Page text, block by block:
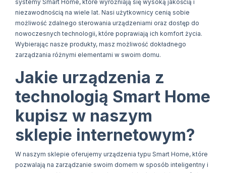
systemy Smart Home, które wyróżniają się wysoką jakością i
niezawodnością na wiele lat. Nasi użytkownicy cenią sobie
możliwość zdalnego sterowania urządzeniami oraz dostęp do
nowoczesnych technologii, które poprawiają ich komfort życia.
Wybierając nasze produkty, masz możliwość dokładnego
zarządzania różnymi elementami w swoim domu.
Jakie urządzenia z
technologią Smart Home
kupisz w naszym
sklepie internetowym?
W naszym sklepie oferujemy urządzenia typu Smart Home, które
pozwalają na zarządzanie swoim domem w sposób inteligentny i